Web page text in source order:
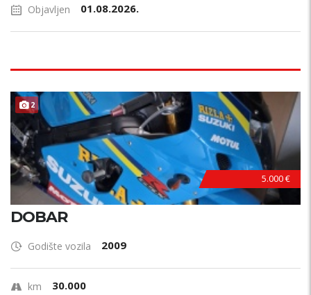
Motor?
Radni obujam (cm3)
Novo/rabljeno
novo
rabljeno
Vlasnik?
Objavljen 01.08.2026.
2
5.000 €
DOBAR
Godište vozila 2009
km 30.000